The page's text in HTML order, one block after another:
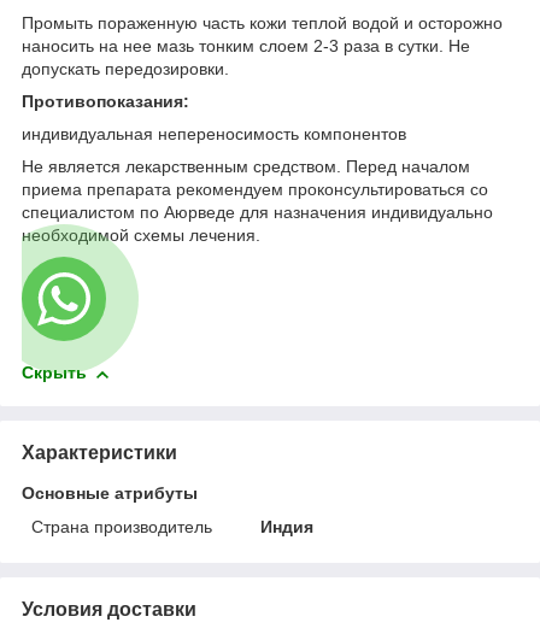
Промыть пораженную часть кожи теплой водой и осторожно
наносить на нее мазь тонким слоем 2-3 раза в сутки. Не
допускать передозировки.
Противопоказания:
индивидуальная непереносимость компонентов
Не является лекарственным средством. Перед началом
приема препарата рекомендуем проконсультироваться со
специалистом по Аюрведе для назначения индивидуально
необходимой схемы лечения.
Скрыть
Характеристики
Основные атрибуты
Страна производитель
Индия
Условия доставки